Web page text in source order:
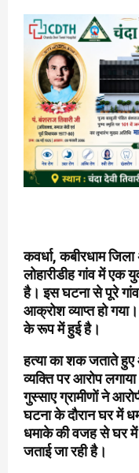
कवर्धा, कबीरधाम
लोहारीडीह गांव में
है। इस घटना से पूरे
आक्रोश व्याप्त हो
के रूप में हुई है।
हत्या का शक जताते हुए
व्यक्ति पर आरोप
गुस्साए ग्रामीणों ने
घटना के दौरान घर में
धमाके की वजह से घर
जताई जा रही है।